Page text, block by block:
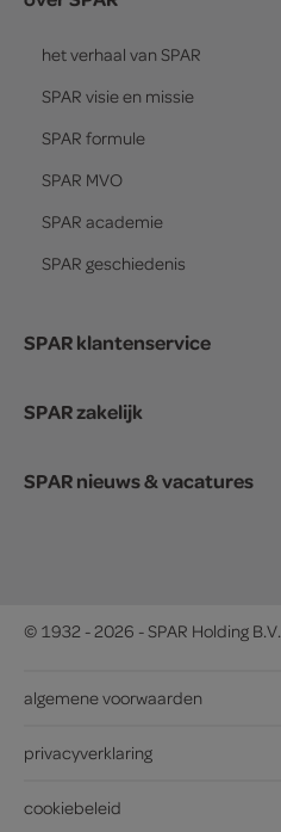
het verhaal van SPAR
SPAR visie en missie
SPAR formule
SPAR MVO
SPAR academie
SPAR geschiedenis
SPAR klantenservice
SPAR zakelijk
SPAR nieuws & vacatures
© 1932 - 2026 - SPAR Holding B.V.
algemene voorwaarden
privacyverklaring
cookiebeleid